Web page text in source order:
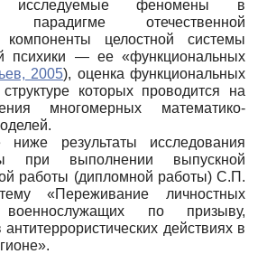
исследуемые феномены в
парадигме отечественной
компоненты целостной системы
психики — ее «функциональных
2005), оценка функциональных
которых проводится на
многомерных математико-
ниже результаты исследования
при выполнении выпускной
работы (дипломной работы) С.П.
«Переживание личностных
по призыву,
действиях в